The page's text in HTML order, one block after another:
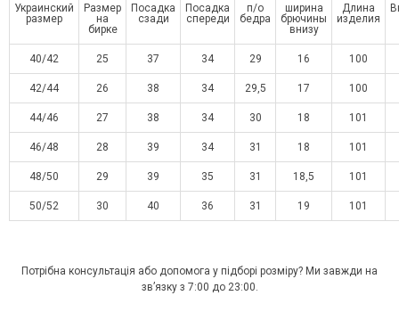
Украинский
размер
Размер
на
бирке
Посадка
сзади
Посадка
спереди
п/о
бедра
ширина
брючины
внизу
Длина
изделия
40/42 25 37 34 29 16 100
42/44 26 38 34 29,5 17 100
44/46 27 38 34 30 18 101
46/48 28 39 34 31 18 101
48/50 29 39 35 31 18,5 101
50/52 30 40 36 31 19 101
Потрібна консультація або допомога у підборі розміру? Ми завжди на
зв’язку з 7:00 до 23:00.